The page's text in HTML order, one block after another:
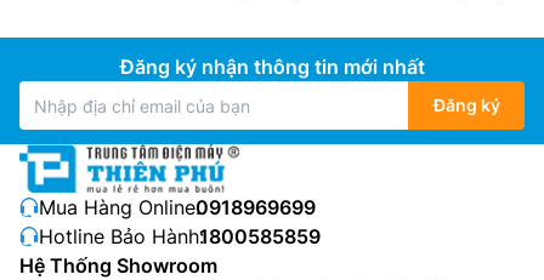
Đăng ký nhận thông tin mới nhất
Đăng ký
Mua Hàng Online:0918969699
Hotline Bảo Hành:1800585859
Hệ Thống Showroom